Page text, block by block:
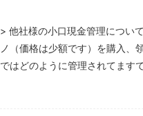
> 他社様の小口現金管理につい
ノ（価格は少額です）を購入、
ではどのように管理されてます